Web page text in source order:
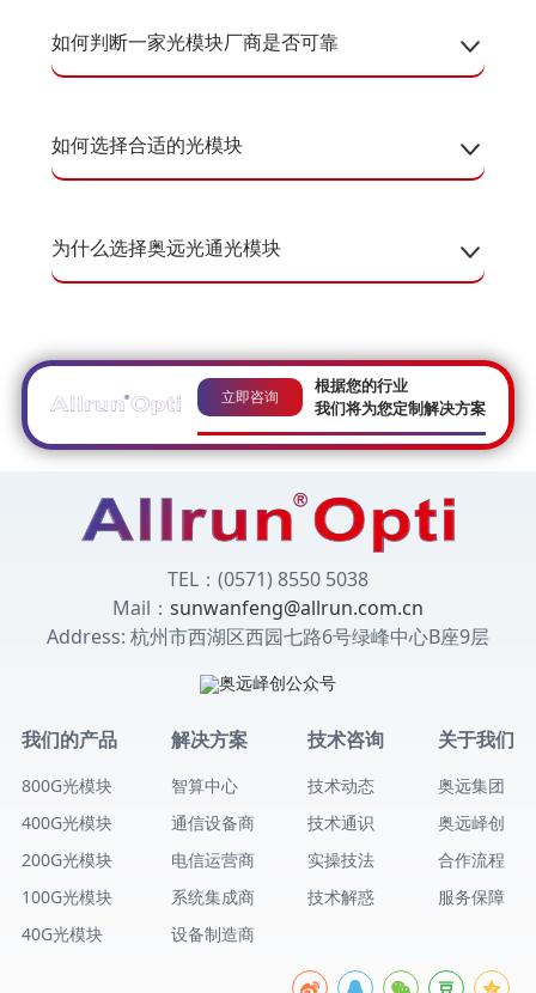
如何判断一家光模块厂商是否可靠
如何选择合适的光模块
为什么选择奥远光通光模块
立即咨询
根据您的行业
我们将为您定制解决方案
TEL：(0571) 8550 5038
Mail： sunwanfeng@allrun.com.cn
Address: 杭州市西湖区西园七路6号绿峰中心B座9层
我们的产品
800G光模块
400G光模块
200G光模块
100G光模块
40G光模块
解决方案
智算中心
通信设备商
电信运营商
系统集成商
设备制造商
技术咨询
技术动态
技术通识
实操技法
技术解惑
关于我们
奥远集团
奥远峄创
合作流程
服务保障